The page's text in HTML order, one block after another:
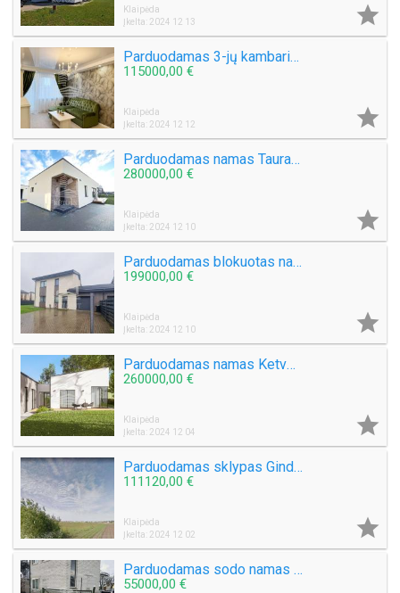
Klaipėda
Įkelta: 2024 12 13

Parduodamas 3-jų kambarių butas I. Simonaitytės g.
115000,00 €
Klaipėda
Įkelta: 2024 12 12

Parduodamas namas Tauralaukyje
280000,00 €
Klaipėda
Įkelta: 2024 12 10

Parduodamas blokuotas namas Slengių k.
199000,00 €
Klaipėda
Įkelta: 2024 12 10

Parduodamas namas Ketvergių k.
260000,00 €
Klaipėda
Įkelta: 2024 12 04

Parduodamas sklypas Ginduliuose
111120,00 €
Klaipėda
Įkelta: 2024 12 02

Parduodamas sodo namas Žiaukų k.
55000,00 €